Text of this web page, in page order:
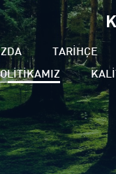
TARİHÇE